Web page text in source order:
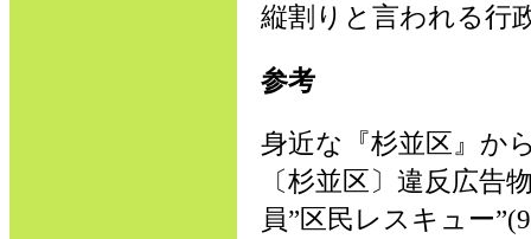
縦割りと言われる行
参考
身近な『杉並区』か
〔杉並区〕違反広告
員”区民レスキュー